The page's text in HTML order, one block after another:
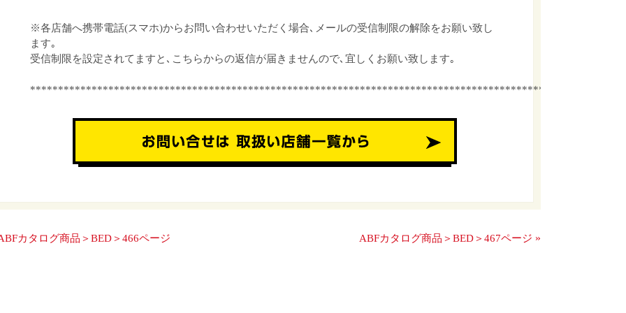
※各店舗へ携帯電話(スマホ)からお問い合わせいただく場合､メールの受信制限の解除をお願い致し
ます｡
受信制限を設定されてますと､こちらからの返信が届きませんので､宜しくお願い致します｡
**************************************************************************************************
カタログ商品＞BED＞466ページ ABFカタログ商品＞BED＞467ページ »